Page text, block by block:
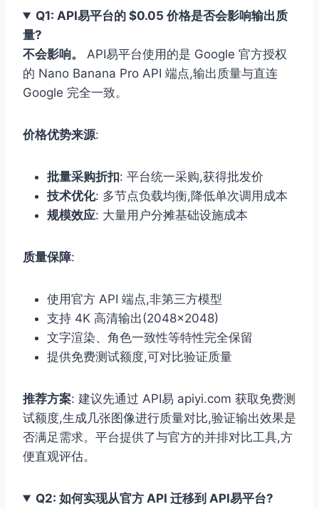
Q1: API易平台的 $0.05 价格是否会影响输出质
量?
不会影响。
API易平台使用的是 Google 官方授权
的 Nano Banana Pro API 端点,输出质量与直连
Google 完全一致。
价格优势来源:
批量采购折扣: 平台统一采购,获得批发价
技术优化: 多节点负载均衡,降低单次调用成本
规模效应: 大量用户分摊基础设施成本
质量保障:
使用官方 API 端点,非第三方模型
支持 4K 高清输出(2048×2048)
文字渲染、角色一致性等特性完全保留
提供免费测试额度,可对比验证质量
推荐方案: 建议先通过 API易 apiyi.com 获取免费测
试额度,生成几张图像进行质量对比,验证输出效果是
否满足需求。平台提供了与官方的并排对比工具,方
便直观评估。
Q2: 如何实现从官方 API 迁移到 API易平台?